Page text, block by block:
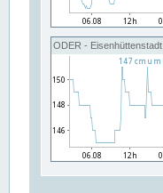
ODER - Eisenhüttenstadt